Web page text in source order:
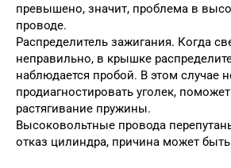
превышено, значит, проблема в
проводе.
Распределитель зажигания. Когда
неправильно, в крышке
наблюдается пробой. В этом случае
продиагностировать уголек,
растягивание пружины.
Высоковольтные провода
отказ цилиндра, причина может